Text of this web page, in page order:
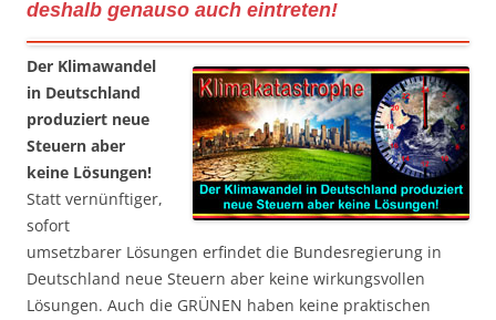
deshalb genauso auch eintreten!
Der Klimawandel
in Deutschland
produziert neue
Steuern aber
keine Lösungen!
Statt vernünftiger,
sofort
umsetzbarer Lösungen erfindet die Bundesregierung in
Deutschland neue Steuern aber keine wirkungsvollen
Lösungen. Auch die GRÜNEN haben keine praktischen